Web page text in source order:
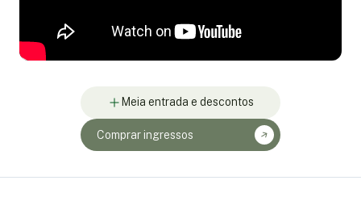
Meia entrada e descontos
Comprar ingressos